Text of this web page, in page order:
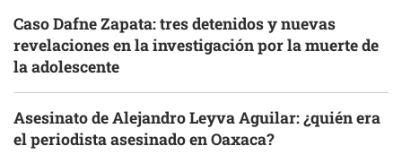
Caso Dafne Zapata: tres detenidos y nuevas
revelaciones en la investigación por la muerte de
la adolescente
Asesinato de Alejandro Leyva Aguilar: ¿quién era
el periodista asesinado en Oaxaca?